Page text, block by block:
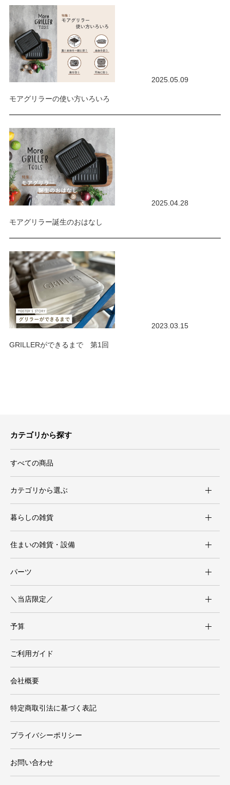
2025.05.09
モアグリラーの使い方いろいろ
2025.04.28
モアグリラー誕生のおはなし
2023.03.15
GRILLERができるまで 第1回
カテゴリから探す
すべての商品
カテゴリから選ぶ
暮らしの雑貨
住まいの雑貨・設備
パーツ
＼当店限定／
予算
ご利用ガイド
会社概要
特定商取引法に基づく表記
プライバシーポリシー
お問い合わせ